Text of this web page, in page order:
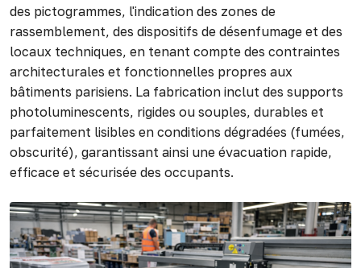
des pictogrammes, l'indication des zones de
rassemblement, des dispositifs de désenfumage et des
locaux techniques, en tenant compte des contraintes
architecturales et fonctionnelles propres aux
bâtiments parisiens. La fabrication inclut des supports
photoluminescents, rigides ou souples, durables et
parfaitement lisibles en conditions dégradées (fumées,
obscurité), garantissant ainsi une évacuation rapide,
efficace et sécurisée des occupants.